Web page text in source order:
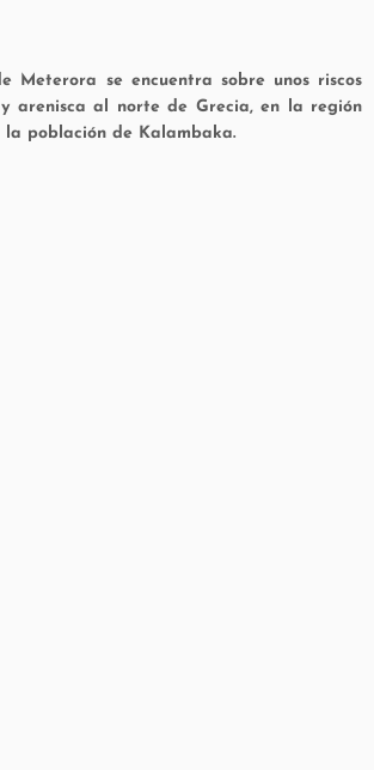
Meterora se encuentra sobre unos riscos
arenisca al norte de Grecia, en la región
la población de Kalambaka.